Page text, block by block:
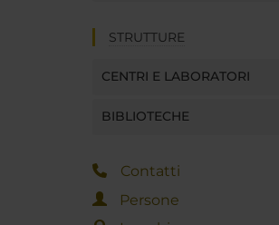
STRUTTURE
CENTRI E LABORATORI
BIBLIOTECHE
Contatti
Persone